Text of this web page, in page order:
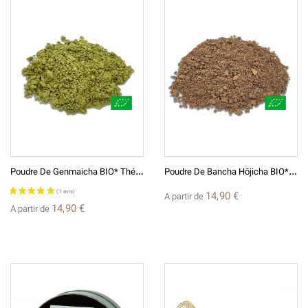
P
Oudre De Genmaicha BIO* Thé Vert Japonais Broyé En Poudre
A partir de 14,90 €
P
Oudre De Bancha Hôjicha BIO* Thé Vert Japonais Et Broyé En Poudre
A partir de 14,90 €